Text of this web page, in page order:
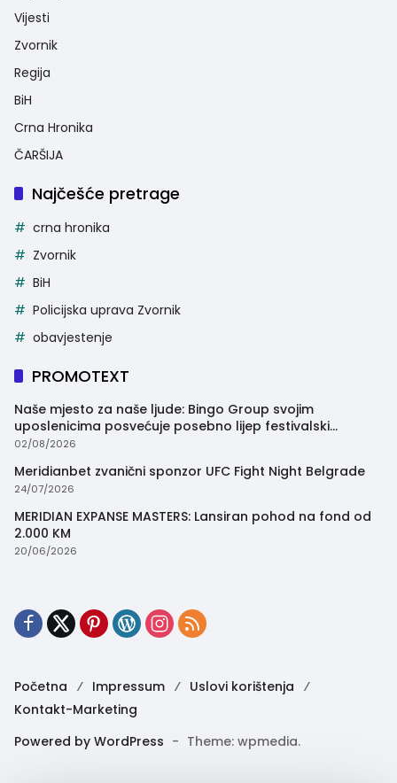
Vijesti
Zvornik
Regija
BiH
Crna Hronika
ČARŠIJA
Najčešće pretrage
crna hronika
Zvornik
BiH
Policijska uprava Zvornik
obavjestenje
PROMOTEXT
Naše mjesto za naše ljude: Bingo Group svojim
uposlenicima posvećuje posebno lijep festivalski
trenutak
02/08/2026
Meridianbet zvanični sponzor UFC Fight Night Belgrade
24/07/2026
MERIDIAN EXPANSE MASTERS: Lansiran pohod na fond od
2.000 KM
20/06/2026
Početna Impressum
Uslovi korištenja
Kontakt-Marketing
Powered by WordPress - Theme: wpmedia.